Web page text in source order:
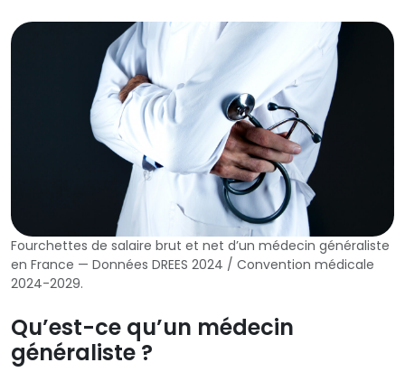
Fourchettes de salaire brut et net d’un médecin généraliste
en France — Données DREES 2024 / Convention médicale
2024-2029.
Qu’est-ce qu’un médecin
généraliste ?